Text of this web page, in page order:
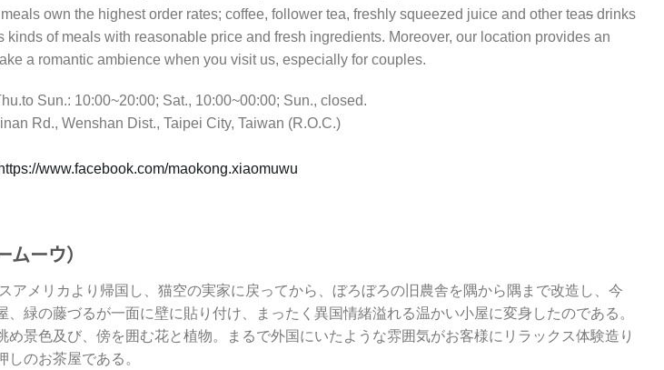
own the highest order rates; coffee, follower tea, freshly squeezed juice and other teas drinks
of meals with reasonable price and fresh ingredients. Moreover, our location provides an
a romantic ambience when you visit us, especially for couples.
Sun.: 10:00~20:00; Sat., 10:00~00:00; Sun., closed.
Rd., Wenshan Dist., Taipei City, Taiwan (R.O.C.)
https://www.facebook.com/maokong.xiaomuwu
ーウ）
アメリカより帰国し、猫空の実家に戻ってから、ぼろぼろの旧農舎を隅から隅まで改造し、今
緑の藤づるが一面に壁に貼り付け、まったく異国情緒溢れる温かい小屋に変身したのである。
め景色及び、傍を囲む花と植物。まるで外国にいたような雰囲気がお客様にリラックス体験造り
のお茶屋である。